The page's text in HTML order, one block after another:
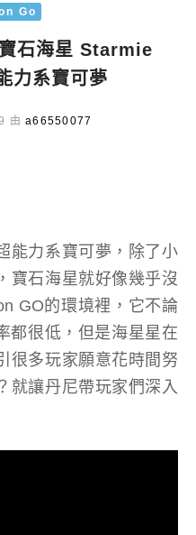
Go
石海星 Starmie
力系寶可夢
由 a66550077
能力系寶可夢，除了小
寶石海星就好像幾乎沒
GO的環境裡，它不論
都很低，但是海星星在
很多玩家願意花時間努
就讓丹尼帶玩家們深入